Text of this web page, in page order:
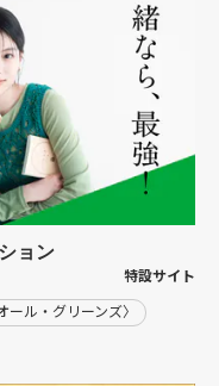
ョン
特設サイト
ール・グリーンズ〉